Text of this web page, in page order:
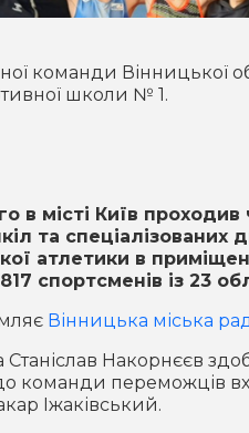
команди Вінницької
школи № 1.
в місті Київ
та спеціалізованих
атлетики в
спортсменів із 23
Вінницька міська
Станіслав Накорнєєв
команди переможців
Іжаківський.